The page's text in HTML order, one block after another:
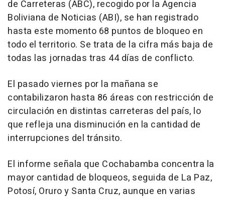
de Carreteras (ABC), recogido por la Agencia
Boliviana de Noticias (ABI), se han registrado
hasta este momento 68 puntos de bloqueo en
todo el territorio. Se trata de la cifra más baja de
todas las jornadas tras 44 días de conflicto.
El pasado viernes por la mañana se
contabilizaron hasta 86 áreas con restricción de
circulación en distintas carreteras del país, lo
que refleja una disminución en la cantidad de
interrupciones del tránsito.
El informe señala que Cochabamba concentra la
mayor cantidad de bloqueos, seguida de La Paz,
Potosí, Oruro y Santa Cruz, aunque en varias